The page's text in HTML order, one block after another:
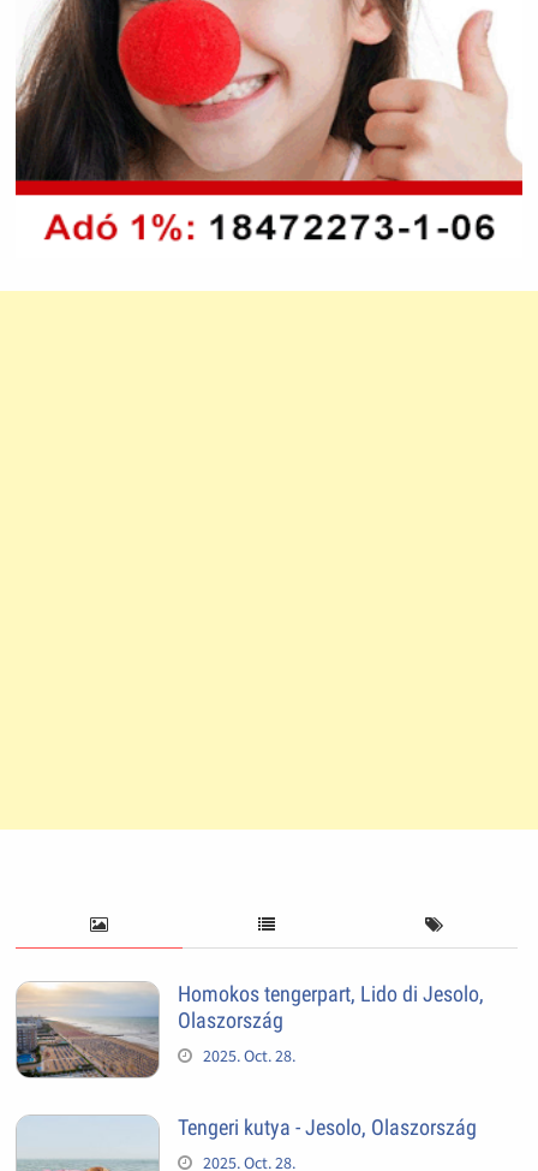
Homokos tengerpart, Lido di Jesolo,
Olaszország
2025. Oct. 28.
Tengeri kutya - Jesolo, Olaszország
2025. Oct. 28.